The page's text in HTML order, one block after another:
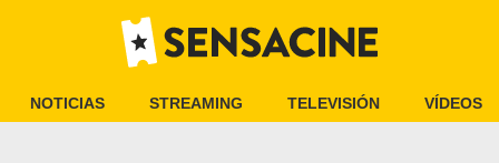
NOTICIAS STREAMING TELEVISIÓN VÍDEOS